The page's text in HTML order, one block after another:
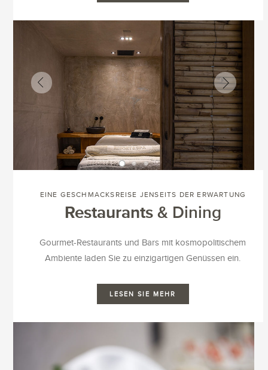
EINE GESCHMACKSREISE JENSEITS DER ERWARTUNG
Restaurants& Dining
Gourmet-Restaurants und Bars mit kosmopolitischem
Ambiente laden Sie zu einzigartigen Genüssen ein.
LESEN SIE MEHR